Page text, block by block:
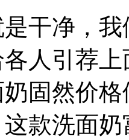
干净，
人引荐
固然价
款洗面